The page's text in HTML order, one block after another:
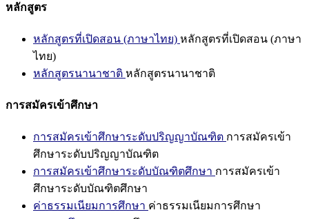
หลักสูตร
หลักสูตรที่เปิดสอน (ภาษาไทย) หลักสูตรที่เปิดสอน (ภาษา
ไทย)
หลักสูตรนานาชาติ หลักสูตรนานาชาติ
การสมัครเข้าศึกษา
การสมัครเข้าศึกษาระดับปริญญาบัณฑิต การสมัครเข้า
ศึกษาระดับปริญญาบัณฑิต
การสมัครเข้าศึกษาระดับบัณฑิตศึกษา การสมัครเข้า
ศึกษาระดับบัณฑิตศึกษา
ค่าธรรมเนียมการศึกษา ค่าธรรมเนียมการศึกษา